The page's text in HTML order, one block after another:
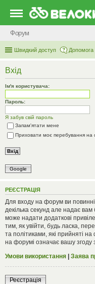
Форум
Швидкий доступ Допомога
Вхід
Ім'я користувача:
Пароль:
Я забув свій пароль
Запам'ятати мене
Приховати моє перебування на
Google
РЕЄСТРАЦІЯ
Для входу на форум ви
декілька секунд але надає
може надати додаткові
тим, як увійти, будь ласка,
та політиками, які прийняті
на форумі означає вашу згоду
Умови використання | Заява
Реєстрація